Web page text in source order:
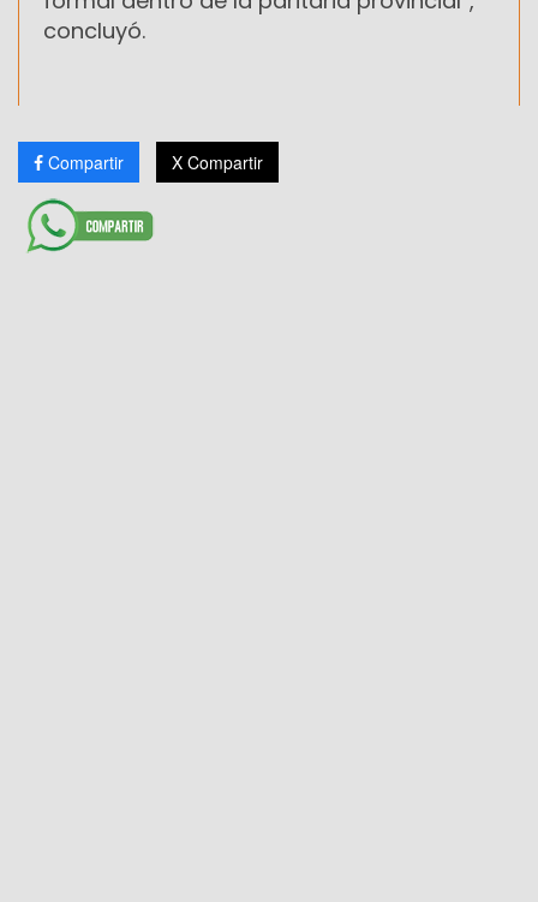
concluyó.
Compartir X Compartir